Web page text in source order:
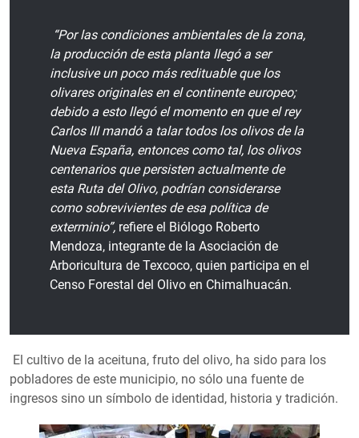
“Por las condiciones ambientales de la zona,
la producción de esta planta llegó a ser
inclusive un poco más redituable que los
olivares originales en el continente europeo;
debido a esto llegó el momento en que el rey
Carlos III mandó a talar todos los olivos de la
Nueva España, entonces como tal, los olivos
centenarios que persisten actualmente de
esta Ruta del Olivo, podrían considerarse
como sobrevivientes de esa política de
exterminio”, refiere el Biólogo Roberto
Mendoza, integrante de la Asociación de
Arboricultura de Texcoco, quien participa en el
Censo Forestal del Olivo en Chimalhuacán.
El cultivo de la aceituna, fruto del olivo, ha sido para los
pobladores de este municipio, no sólo una fuente de
ingresos sino un símbolo de identidad, historia y tradición.